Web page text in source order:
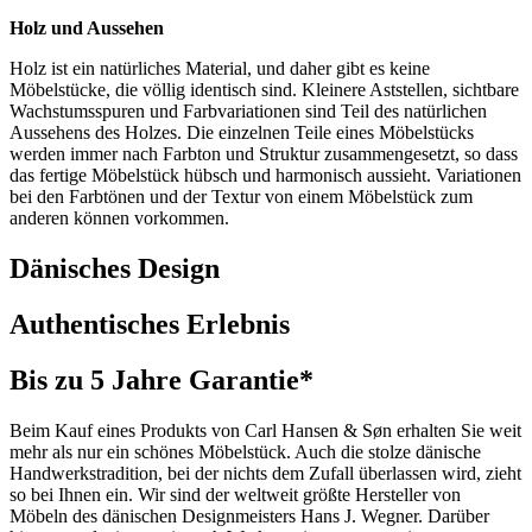
Holz und Aussehen
Holz ist ein natürliches Material, und daher gibt es keine
Möbelstücke, die völlig identisch sind. Kleinere Aststellen, sichtbare
Wachstumsspuren und Farbvariationen sind Teil des natürlichen
Aussehens des Holzes. Die einzelnen Teile eines Möbelstücks
werden immer nach Farbton und Struktur zusammengesetzt, so dass
das fertige Möbelstück hübsch und harmonisch aussieht. Variationen
bei den Farbtönen und der Textur von einem Möbelstück zum
anderen können vorkommen.
Dänisches Design
Authentisches Erlebnis
Bis zu 5 Jahre Garantie*
Beim Kauf eines Produkts von Carl Hansen & Søn erhalten Sie weit
mehr als nur ein schönes Möbelstück. Auch die stolze dänische
Handwerkstradition, bei der nichts dem Zufall überlassen wird, zieht
so bei Ihnen ein. Wir sind der weltweit größte Hersteller von
Möbeln des dänischen Designmeisters Hans J. Wegner. Darüber